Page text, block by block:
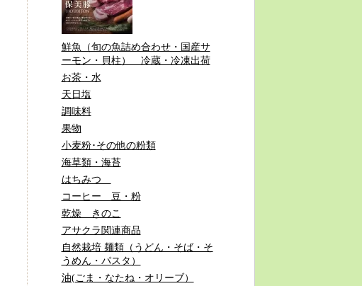
鮮魚（旬の魚詰め合わせ・国産サ
ーモン・貝柱） 冷蔵・冷凍出荷
お茶・水
天日塩
調味料
果物
小麦粉･その他の粉類
海草類・海苔
はちみつ
コーヒー 豆・粉
乾燥 きのこ
アサクラ関連商品
自然栽培 麺類（うどん・そば・そ
うめん・パスタ）
油(ごま・なたね・オリーブ）